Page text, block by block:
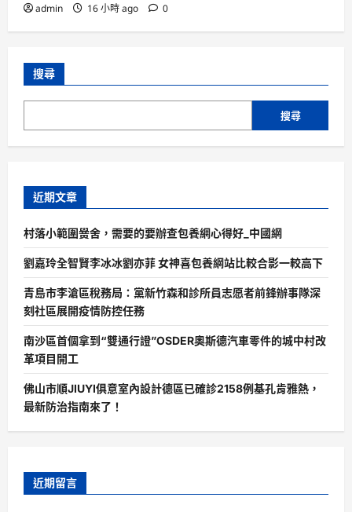
admin 16 小時 ago 0
搜尋
搜尋
近期文章
村落小範圍黌舍，需要的要辦查包養網心得好_中國網
劉嘉玲全智賢李冰冰劉亦菲 女神喜包養網站比較合影一較高下
青島市李滄區稅務局：黨新竹森和診所員志愿者前鋒辦事隊深
刻社區展開疫情防控任務
南沙區首個拿到“雙通行證”OSDER奧斯德汽車零件的城中村改
革項目開工
佛山市順JIUYI俱意室內設計德區已確診2158例基孔肯雅熱，
最新防治指南來了！
近期留言